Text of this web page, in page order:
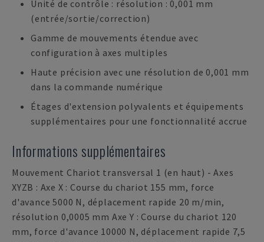
Unité de contrôle : résolution : 0,001 mm
(entrée/sortie/correction)
Gamme de mouvements étendue avec
configuration à axes multiples
Haute précision avec une résolution de 0,001 mm
dans la commande numérique
Étages d'extension polyvalents et équipements
supplémentaires pour une fonctionnalité accrue
Informations supplémentaires
Mouvement Chariot transversal 1 (en haut) - Axes
XYZB : Axe X : Course du chariot 155 mm, force
d'avance 5000 N, déplacement rapide 20 m/min,
résolution 0,0005 mm Axe Y : Course du chariot 120
mm, force d'avance 10000 N, déplacement rapide 7,5